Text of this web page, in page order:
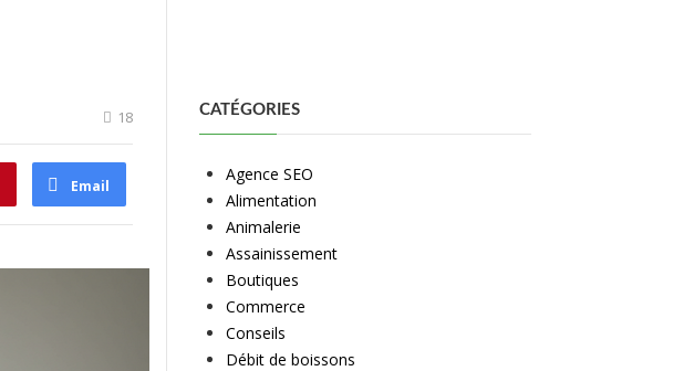
18
Email
CATÉGORIES
Agence SEO
Alimentation
Animalerie
Assainissement
Boutiques
Commerce
Conseils
Débit de boissons